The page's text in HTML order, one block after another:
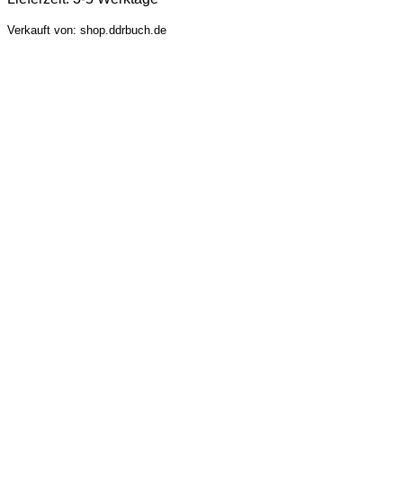
Verkauft von: shop.ddrbuch.de